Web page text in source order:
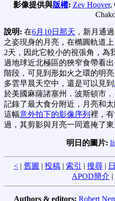
影像提供與版權: Zev Hoover,
說明: 在6月10日那天 ，新月通
之姿現身的月亮，在橢圓軌道
2天，因此它較小的視張角，為
過地球近北極區的狹窄食帶看
階段，可見到形如火之環的明
多雲早晨天空中，還是可以見到
於美國麻薩諸塞州．波斯頓市
記錄了最大食分附近，月亮和
這幅意外拍下的影像序列 裡，
過，其剪影與月亮一同遮掩了東
明日的圖片:
< | 舊圖 | 投稿 | 索引 | 搜尋 |
APOD簡介 |
Authors & editors: Robert